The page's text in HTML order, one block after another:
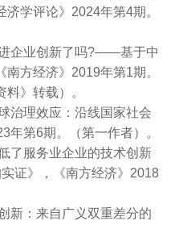
学评论》2024年第4期。
进企业创新了吗?——基于中
方经济》2019年第1期。
料》转载）。
治理效应：沿线国家社会
年第6期。（第一作者）。
了服务业企业的技术创新
证》，《南方经济》2018
新：来自广义双重差分的